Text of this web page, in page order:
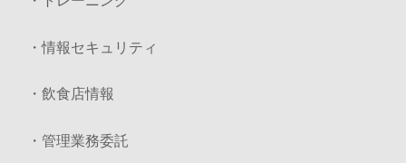
・情報セキュリティ
・飲食店情報
・管理業務委託